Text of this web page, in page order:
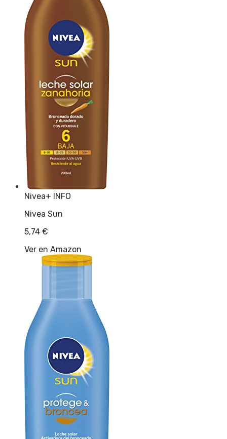
Nivea+ INFO
Nivea Sun
5,74 €
Ver en Amazon